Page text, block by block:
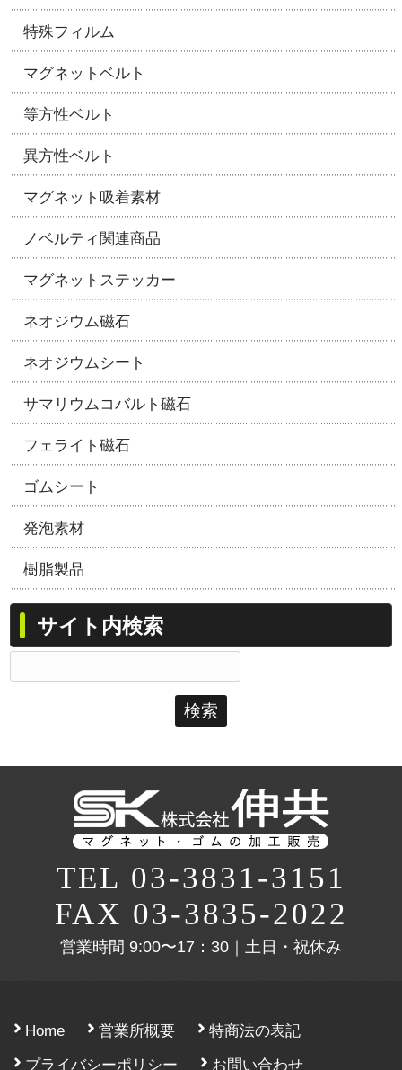
特殊フィルム
マグネットベルト
等方性ベルト
異方性ベルト
マグネット吸着素材
ノベルティ関連商品
マグネットステッカー
ネオジウム磁石
ネオジウムシート
サマリウムコバルト磁石
フェライト磁石
ゴムシート
発泡素材
樹脂製品
サイト内検索
TEL 03-3831-3151
FAX 03-3835-2022
営業時間 9:00〜17：30｜土日・祝休み
Home 営業所概要
特商法の表記
プライバシーポリシー
お問い合わせ